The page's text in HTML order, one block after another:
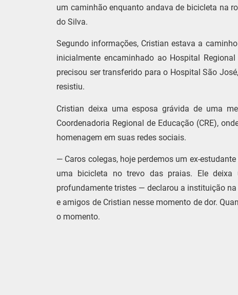
um caminhão enquanto andava de bicicleta na
do Silva.
Segundo informações, Cristian estava a
inicialmente encaminhado ao Hospital
precisou ser transferido para o Hospital São
resistiu.
Cristian deixa uma esposa grávida de uma
Coordenadoria Regional de Educação (CRE),
homenagem em suas redes sociais.
— Caros colegas, hoje perdemos um ex-
uma bicicleta no trevo das praias. Ele
profundamente tristes — declarou a instituição
e amigos de Cristian nesse momento de dor.
o momento.